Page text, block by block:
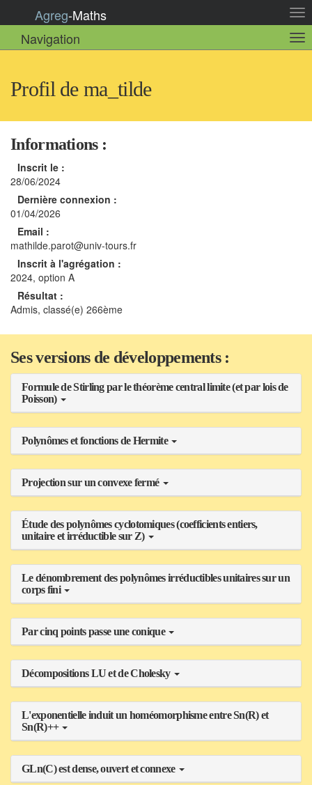
la
Agreg-Maths
Navigation
la
Profil de ma_tilde
Informations :
Inscrit le :
28/06/2024
Dernière connexion :
01/04/2026
Email :
mathilde.parot@univ-tours.fr
Inscrit à l'agrégation :
2024, option A
Résultat :
Admis, classé(e) 266ème
Ses versions de développements :
Formule de Stirling par le théorème central limite (et par lois de
Poisson)
Polynômes et fonctions de Hermite
Projection sur un convexe fermé
Étude des polynômes cyclotomiques (coefficients entiers,
unitaire et irréductible sur Z)
Le dénombrement des polynômes irréductibles unitaires sur un
corps fini
Par cinq points passe une conique
Décompositions LU et de Cholesky
L'exponentielle induit un homéomorphisme entre Sn(R) et
Sn(R)++
GLn(C) est dense, ouvert et connexe